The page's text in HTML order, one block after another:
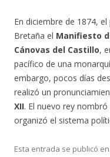
En diciembre de 1874,
Bretaña el Manifiesto
Cánovas del Castillo,
pacífico de una
embargo, pocos días
realizó un
XII. El nuevo rey
organizó el sistema
Esta entrada se publicó en